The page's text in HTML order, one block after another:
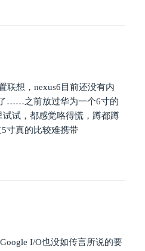
联想，nexus6目前还没有内
……之前放过华为一个6寸的
试试，都感觉咯得慌，蹲都蹲
寸真的比较难携带
I/O也没如传言所说的要